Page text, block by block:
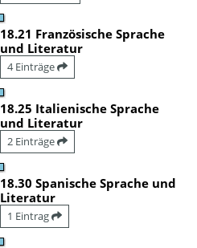
18.21 Französische Sprache
und Literatur
4 Einträge
18.25 Italienische Sprache
und Literatur
2 Einträge
18.30 Spanische Sprache und
Literatur
1 Eintrag